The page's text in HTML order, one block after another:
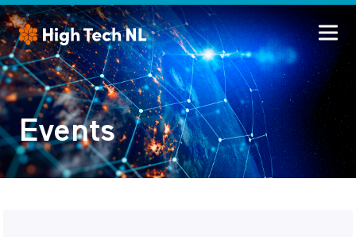
Events